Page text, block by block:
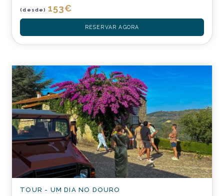
(desde) 153€
RESERVAR AGORA
TOUR - UM DIA NO DOURO